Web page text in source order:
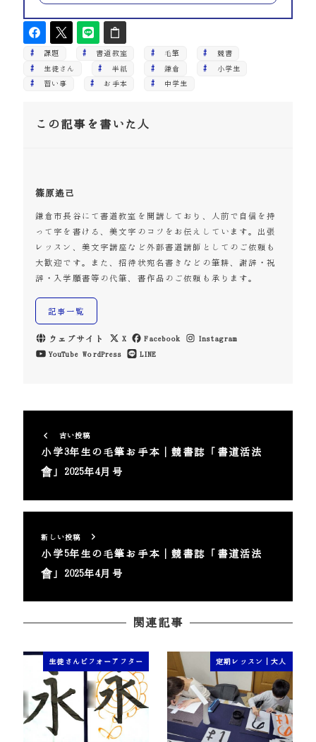
課題 書道教室 毛筆 競書
生徒さん 半紙 鎌倉 小学生
習い事 お手本 中学生
この記事を書いた人
篠原遙己
鎌倉市長谷にて書道教室を開講しており、人前で自信を持
って字を書ける、美文字のコツをお伝えしています。出張
レッスン、美文字講座など外部書道講師としてのご依頼も
大歓迎です。また、招待状宛名書きなどの筆耕、謝辞・祝
辞・入学願書等の代筆、書作品のご依頼も承ります。
記事一覧
ウェブサイト X Facebook
Instagram
YouTube WordPress LINE
古い投稿
小学3年生の毛筆お手本｜競書誌「書道活法
會」2025年4月号
新しい投稿
小学5年生の毛筆お手本｜競書誌「書道活法
會」2025年4月号
関連記事
生徒さんビフォーアフター 定期レッスン｜大人